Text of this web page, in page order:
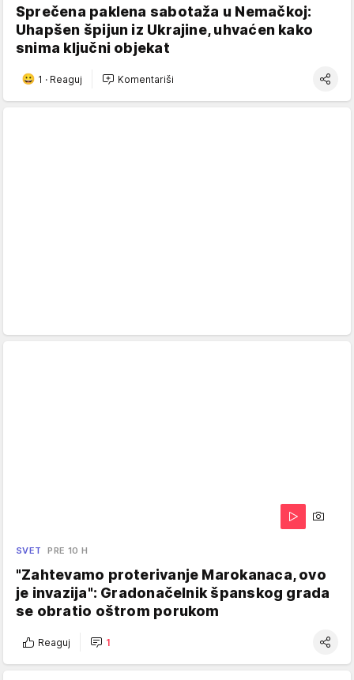
Sprečena paklena sabotaža u Nemačkoj:
Uhapšen špijun iz Ukrajine, uhvaćen kako
snima ključni objekat
1 · Reaguj Komentariši
SVET PRE 10 H
"Zahtevamo proterivanje Marokanaca, ovo
je invazija": Gradonačelnik španskog grada
se obratio oštrom porukom
Reaguj 1